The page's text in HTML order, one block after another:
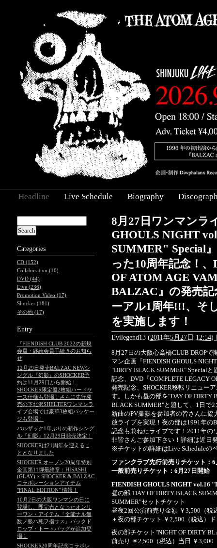
Headline Live Schedule Biography
8月27日ワンマンラ
GHOULS NIGHT
SUMMER" Special
った10周年記念！
OF ATOM AGE
BALZAC』の発売
ーアル1周年!!!、そ
を実施します！
Evilegend13 (2011年5月27日 12:54) |
8月27日の大阪心斎橋CLUB DROP
マン企画『FIENDISH GHOULS
"DIRTY BLACK SUMMER" Special
記念、DVD『COMPLETE LEGACY
発売記念、SHOCKER移転リニュー
す。しかも昼の部を"DAY OF DIRTY
BLACK SUMMER"と題して、1日で
新曲のPV撮影を参加者の皆さんに
放ライブを実現！夜の部は1991年の
記念も兼ねたライブです！2011年の
非皆さんご参加下さい！詳細は近日
※チケットの詳細はLive Scheduleの
ファンクラブ先行前売りチケット：
一般前売りチケット：6月27日開始
FIENDISH GHOULS NIGHT vol.16
昼の部"DAY OF DIRTY BLACK
SUMMER"セットチケット
昼夜2回公演前売り金額 ￥3,500（税
＋夜の部チケット ￥2,500（税込）
夜の部チケット"NIGHT OF DIRTY
前売り ￥2,500（税込）当日 ￥
Categories
CD (152)
Collaboration (10)
DVD (44)
Live (236)
Promotion Video (17)
Shocker (181)
その他 (17)
Entry
『FIENDISH CLUB 2022の新規
会員・継続会員手続きのお知ら
せ
12月29日発売BALZAC NEWシ
ングル『幻影』のSHOCKER予
約は11月29日から開始！
SHOCKER限定盤2枚組ハードケ
ース仕様も登場！さらに先行発
売の下北沢SHELTERワンマンラ
イブ会場では豪華3枚組パッケー
ジも登場！
バルザック1年ぶりの新作シング
ル『幻影』12月29日発売決定！
SHOCKERは21周年を迎えるこ
ととなりました
SHOCKER オープン20周年特別
企画第11弾最終章：HISASHI
(GLAY) × SHOCKER & BALZAC
コラボレーションアイテム
"FINAL EDITION" 情報！
10月2日の大阪ワンマンの日に
登場し、即完売となったオンリ
ーワン・アイテム『全能ナル無
数ノ眼ハ死ヲ指サス』バックド
ロップ・トートバッグが追加登
場！
SHOCKER20周年記念コラボレ